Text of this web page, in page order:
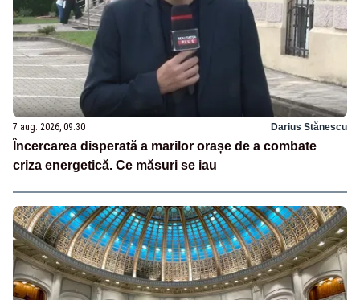
7 aug. 2026, 09:30 Darius Stănescu
Încercarea disperată a marilor orașe de a combate
criza energetică. Ce măsuri se iau